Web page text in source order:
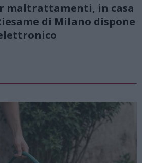
maltrattamenti, in casa
di Milano dispone